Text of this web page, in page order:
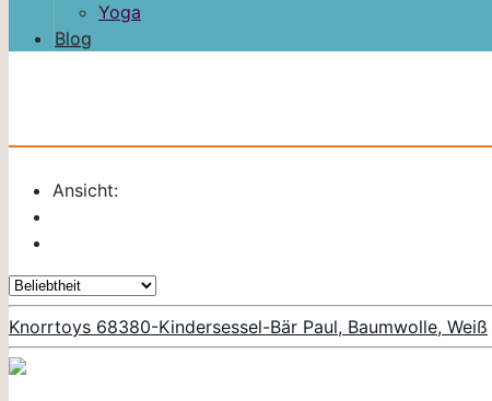
Yoga
Blog
Ansicht:
Knorrtoys 68380-Kindersessel-Bär Paul, Baumwolle, Weiß